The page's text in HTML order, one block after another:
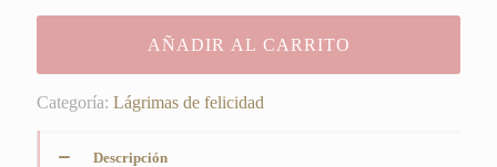
AÑADIR AL CARRITO
Categoría: Lágrimas de felicidad
Descripción